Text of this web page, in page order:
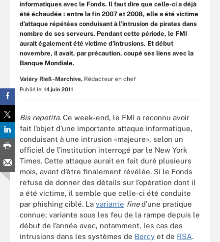
informatiques avec le Fonds. Il faut dire que celle-ci a déjà
été échaudée : entre la fin 2007 et 2008, elle a été victime
d’attaque répétées conduisant à l’intrusion de pirates dans
nombre de ses serveurs. Pendant cette période, le FMI
aurait également été victime d’intrusions. Et début
novembre, il avait, par précaution, coupé ses liens avec la
Banque Mondiale.
Valéry Rieß-Marchive, Rédacteur en chef
Publié le: 14 juin 2011
Bis repetita. Ce week-end, le FMI a reconnu avoir
fait l’objet d’une importante attaque informatique,
conduisant à une intrusion «majeure», selon un
officiel de l’institution interrogé par le New York
Times. Cette attaque aurait en fait duré plusieurs
mois, avant d’être finalement révélée. Si le Fonds
refuse de donner des détails sur l’opération dont il
a été victime, il semble que celle-ci été conduite
par phishing ciblé. La variante fined’une pratique
connue; variante sous les feu de la rampe depuis le
début de l’année avec, notamment, les cas des
intrusions dans les systèmes de Bercy et de RSA.